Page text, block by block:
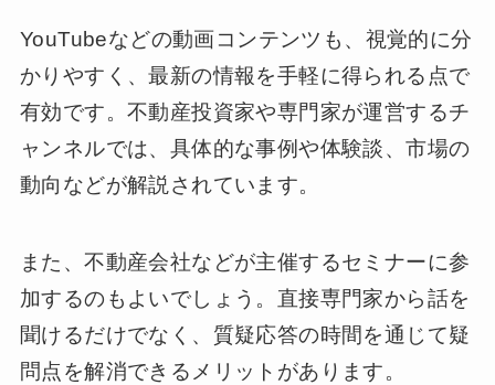
YouTubeなどの動画コンテンツも、視覚的に分
かりやすく、最新の情報を手軽に得られる点で
有効です。不動産投資家や専門家が運営するチ
ャンネルでは、具体的な事例や体験談、市場の
動向などが解説されています。
また、不動産会社などが主催するセミナーに参
加するのもよいでしょう。直接専門家から話を
聞けるだけでなく、質疑応答の時間を通じて疑
問点を解消できるメリットがあります。